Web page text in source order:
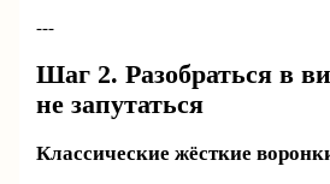
---
Шаг 2. Разобраться в
не запутаться
Классические жёсткие